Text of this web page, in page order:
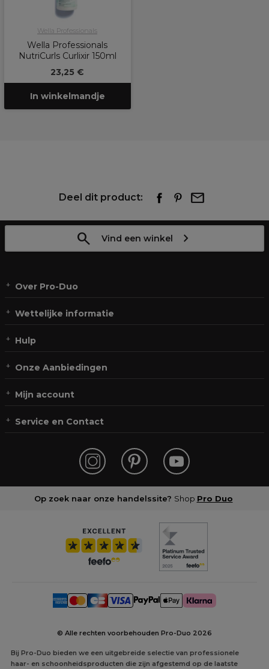
Wella Professionals
Wella Professionals
NutriCurls Curlixir 150ml
23,25 €
In winkelmandje
Deel dit product:
Vind een winkel
Over Pro-Duo
Wettelijke informatie
Hulp
Onze Aanbiedingen
Mijn account
Service en Contact
Op zoek naar onze handelssite? Shop Pro Duo
© Alle rechten voorbehouden Pro-Duo 2026
Bij Pro-Duo bieden we een uitgebreide selectie van professionele
haar- en schoonheidsproducten die zijn afgestemd op de laatste